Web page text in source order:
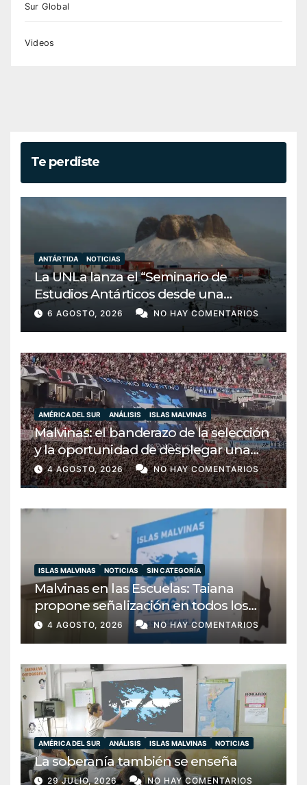
Sur Global
Videos
Te perdiste
ANTÁRTIDA NOTICIAS
La UNLa lanza el “Seminario de
Estudios Antárticos desde una
perspectiva transdisciplinar”: una
apuesta por la soberanía y la
6 AGOSTO, 2026 NO HAY COMENTARIOS
AMÉRICA DEL SUR ANÁLISIS ISLAS MALVINAS
Malvinas: el banderazo de la selección
y la oportunidad de desplegar una
diplomacia soberana
4 AGOSTO, 2026 NO HAY COMENTARIOS
ISLAS MALVINAS NOTICIAS SIN CATEGORÍA
Malvinas en las Escuelas: Taiana
propone señalización en todos los
establecimientos del país
4 AGOSTO, 2026 NO HAY COMENTARIOS
AMÉRICA DEL SUR ANÁLISIS ISLAS MALVINAS NOTICIAS
La soberanía también se enseña
29 JULIO, 2026 NO HAY COMENTARIOS